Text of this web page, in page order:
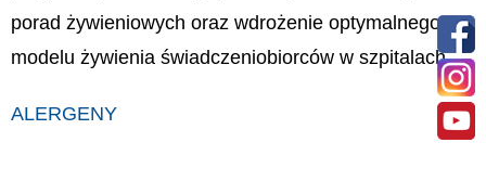
porad żywieniowych oraz wdrożenie optymalnego
modelu żywienia świadczeniobiorców w szpitalach.
ALERGENY